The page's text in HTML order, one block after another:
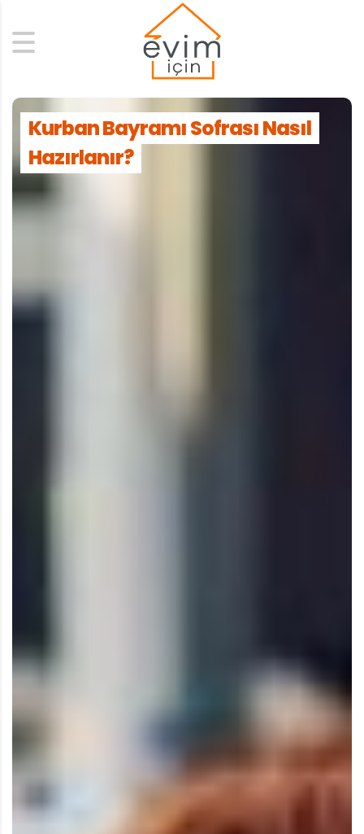
Search
Kurban Bayramı Sofrası Nasıl
Hazırlanır?